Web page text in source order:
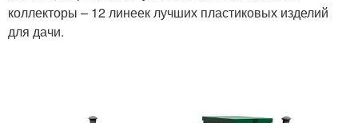
коллекторы – 12 линеек лучших пластиковых изделий
для дачи.